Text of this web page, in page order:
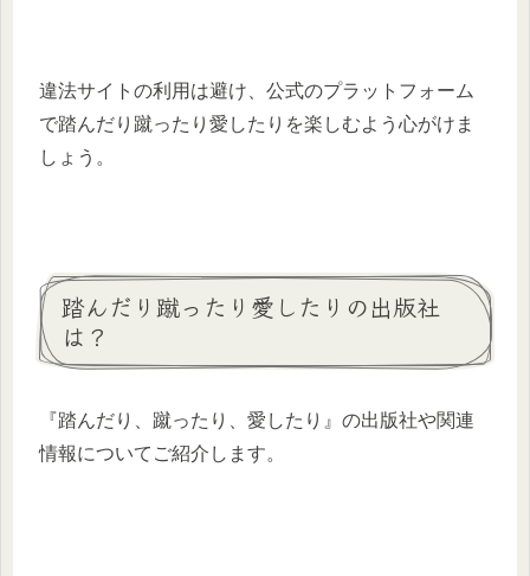
違法サイトの利用は避け、公式のプラットフォーム
で踏んだり蹴ったり愛したりを楽しむよう心がけま
しょう。
踏んだり蹴ったり愛したりの出版社
は？
​『踏んだり、蹴ったり、愛したり』の出版社や関連
情報についてご紹介します。​